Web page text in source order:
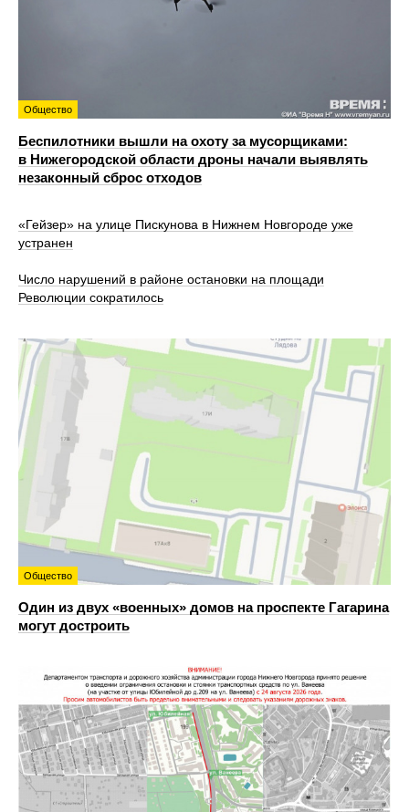
Общество
Беспилотники вышли на охоту за мусорщиками:
в Нижегородской области дроны начали выявлять
незаконный сброс отходов
«Гейзер» на улице Пискунова в Нижнем Новгороде уже
устранен
Число нарушений в районе остановки на площади
Революции сократилось
Общество
Один из двух «военных» домов на проспекте Гагарина
могут достроить